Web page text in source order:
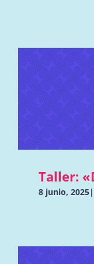
Taller:
8 junio,